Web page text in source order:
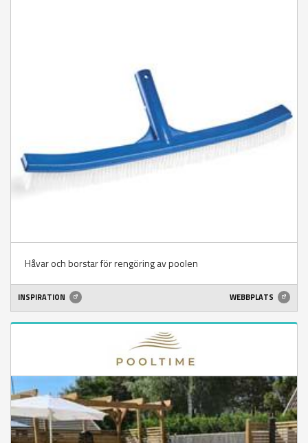
Håvar och borstar för rengöring av poolen
INSPIRATION WEBBPLATS